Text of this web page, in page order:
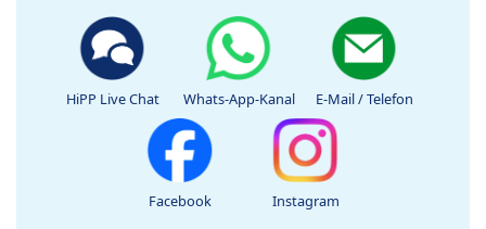
HiPP Live Chat Whats-App-Kanal E-Mail / Telefon
Facebook Instagram